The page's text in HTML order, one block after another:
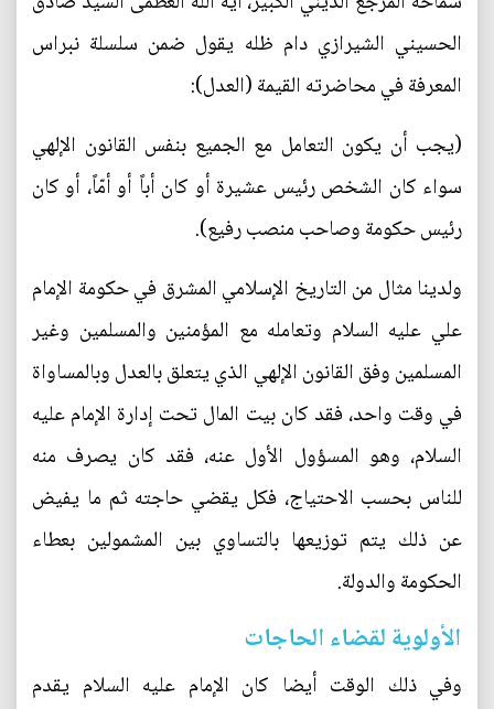
الحسيني الشيرازي دام ظله يقول ضمن سلسلة نبراس
المعرفة في محاضرته القيمة (العدل):
(يجب أن يكون التعامل مع الجميع بنفس القانون الإلهي
سواء كان الشخص رئيس عشيرة أو كان أباً أو أمّاً، أو كان
رئيس حكومة وصاحب منصب رفيع).
ولدينا مثال من التاريخ الإسلامي المشرق في حكومة الإمام
علي عليه السلام وتعامله مع المؤمنين والمسلمين وغير
المسلمين وفق القانون الإلهي الذي يتعلق بالعدل وبالمساواة
في وقت واحد، فقد كان بيت المال تحت إدارة الإمام عليه
السلام، وهو المسؤول الأول عنه، فقد كان يصرف منه
للناس بحسب الاحتياج، فكل يقضي حاجته ثم ما يفيض
عن ذلك يتم توزيعها بالتساوي بين المشمولين بعطاء
الحكومة والدولة.
الأولوية لقضاء الحاجات
وفي ذلك الوقت أيضا كان الإمام عليه السلام يقدم